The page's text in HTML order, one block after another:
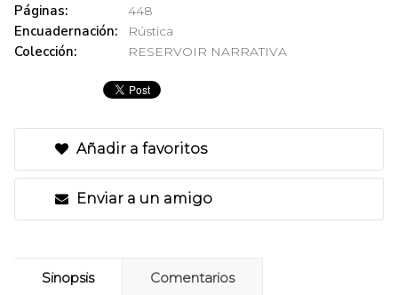
Páginas: 448
Encuadernación: Rústica
Colección: RESERVOIR NARRATIVA
Añadir a favoritos
Enviar a un amigo
Sinopsis Comentarios